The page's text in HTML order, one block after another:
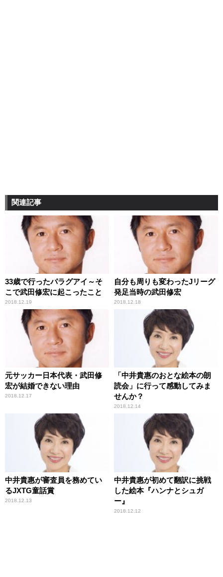
関連記事
33歳で行ったパラグアイ～そ
こで武田修宏に起こったこと
2018.12.19
自分も周りも変わったJリーグ
発足当時の武田修宏
2018.12.18
元サッカー日本代表・武田修
宏が結婚できない理由
2018.12.17
「中井貴惠のおとな絵本の朗
読会」に行って感動してみま
せんか？
2018.12.14
中井貴惠が審査員を務めてい
るJXTG童話賞
2018.12.13
中井貴惠が初めて翻訳に挑戦
した絵本『ハンナとシュガ
ー』
2018.12.12